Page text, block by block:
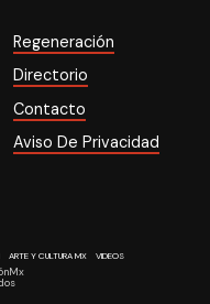
Regeneración
Directorio
Contacto
Aviso De Privacidad
ARTE Y CULTURA MX VIDEOS